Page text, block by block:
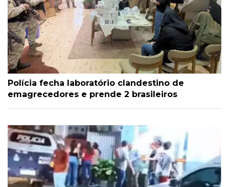
Polícia fecha laboratório clandestino de
emagrecedores e prende 2 brasileiros